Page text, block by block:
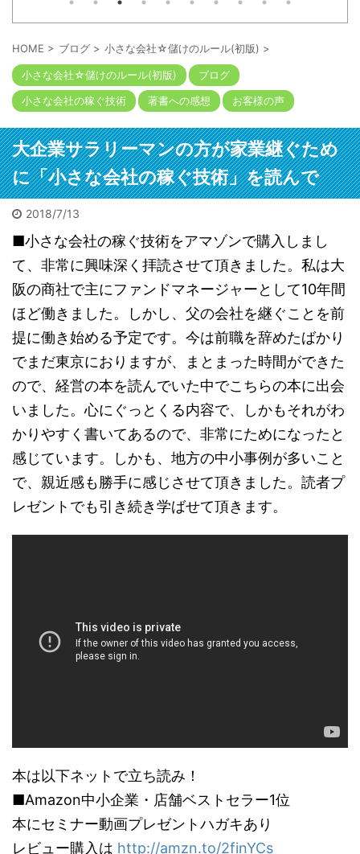
2026/2/4
人身事故でミンチを見た
身事故！乗ってた小田
ンチデートに行く途中
。ガクンと急ブレーキ
プ。ビニール袋に包ま
た遺体は担架で運ばれ
が、大変な迷惑。3万
以上に遅延他の影響
。目撃者は「飛び込ん
瞬間を見てしまった。
だ」と警察官に。で、
重な機会だ。何でも見
やろう。事後の線路を
うと残置物があった。
れて2か所に。ミンチ
。ピンクの。たぶん切
されたのだ。職員と警
2025/12/11
栢野克己20250910セミナ
地方
に会
てま
不動
た広
き詰
る」
に会
とに
寂れ
「ビ
オー
不動
ュー
トよ
功して
。群馬
1人でや
広田さ
事業に
まって
もって
は15年
久々に
とんで
こと
書評】
ター街
の山」
る。
投資と
ルーオ
ンの歩
不動産
／書評
ス・
家」サ
り 皆さ
ル投
ナント
ついて
か。ア
けるの
話100連発！質
疑応答。主催の
広田健太郎さん
は1人の大家業
で家賃収入1億
を突破。その経
メ欄に
ョンに応募。
恥知らず勘違
い野郎淑女約
120人が出版企
画書と概要
YouTube動画
を。本の出版
考える人には
参考になるで
しょう。自信
も出るでしょ
う。私も初出
れました。
「お前程度が
出せるならと
勇気が出た
よ」と。サイ
トは以下コメ
欄にリンク。
今はメチャク
チャな口述筆
記をAIが目次
構成かつ清書
するので誰で
も本は書けま
す。次回は5月
に開催されま
す。
an-
れた遺体
架で運ば
が、大変
惑。3万
は「飛び
だ瞬間を
しまった
だ」と警
に。で、
な機会だ
でも見て
う。事後
路を追う
置物があ
た。離れ
所に。ミ
だ。ピン
の。たぶ
断された
HOME > ブログ > 小さな会社☆儲けのルール(初版) >
小さな会社☆儲けのルール(初版)
ブログ
小さな会社の稼ぐ技術
著書への感想 お客様の声
大企業サラリーマンの方が家業継ぐため
に「小さな会社の稼ぐ技術」を読んで
2018/7/13
■小さな会社の稼ぐ技術をアマゾンで購入しまし
て、非常に興味深く拝読させて頂きました。私は大
阪の商社で主にファンドマネージャーとして10年間
ほど働きました。しかし、父の会社を継ぐことを前
提に働き始める予定です。今は前職を辞めたばかり
でまだ東京におりますが、まとまった時間ができた
ので、経営の本を読んでいた中でこちらの本に出会
いました。心にぐっとくる内容で、しかもそれがわ
かりやすく書いてあるので、非常にためになったと
感じています。しかも、地方の中小事例が多いこと
で、親近感も勝手に感じさせて頂きました。読者プ
レゼントでも引き続き学ばせて頂きます。
本は以下ネットで立ち読み！
■Amazon中小企業・店舗ベストセラー1位
本にセミナー動画プレゼントハガキあり
レビュー購入は http://amzn.to/2finYCs